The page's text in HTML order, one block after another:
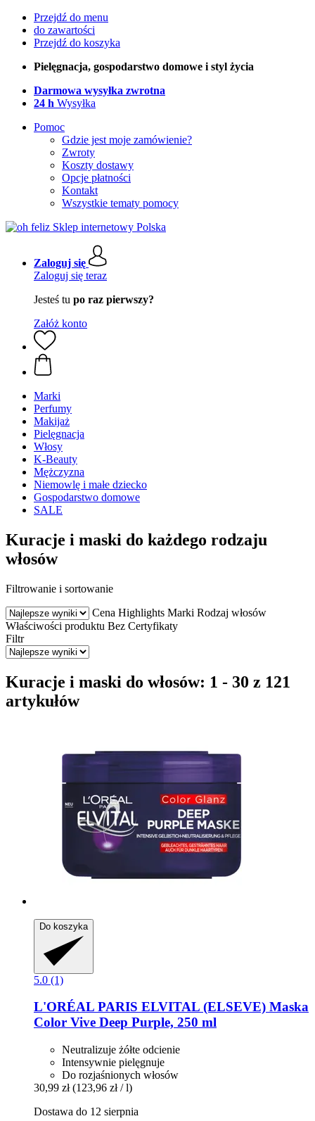
Przejdź do menu
do zawartości
Przejdź do koszyka
Pielęgnacja, gospodarstwo domowe i styl życia
Darmowa wysyłka zwrotna
24 h Wysyłka
Pomoc
Gdzie jest moje zamówienie?
Zwroty
Koszty dostawy
Opcje płatności
Kontakt
Wszystkie tematy pomocy
Zaloguj się
Zaloguj się teraz
Jesteś tu po raz pierwszy?
Załóż konto
Marki
Perfumy
Makijaż
Pielęgnacja
Włosy
K-Beauty
Mężczyzna
Niemowlę i małe dziecko
Gospodarstwo domowe
SALE
Kuracje i maski do każdego rodzaju
włosów
Filtrowanie i sortowanie
Cena Highlights Marki Rodzaj włosów
Właściwości produktu Bez Certyfikaty
Filtr
Kuracje i maski do włosów: 1 - 30 z 121
artykułów
Do koszyka
5.0 (1)
L'ORÉAL PARIS ELVITAL (ELSEVE) Maska
Color Vive Deep Purple, 250 ml
Neutralizuje żółte odcienie
Intensywnie pielęgnuje
Do rozjaśnionych włosów
30,99 zł (123,96 zł / l)
Dostawa do 12 sierpnia